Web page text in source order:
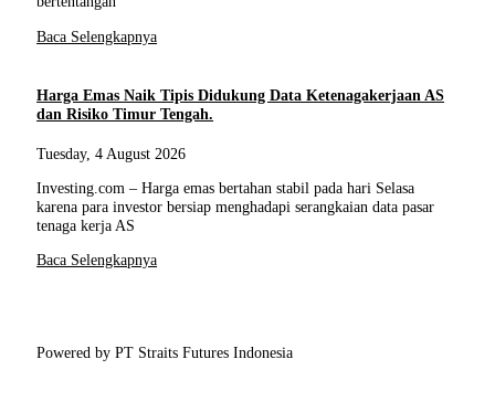
Baca Selengkapnya
Harga Emas Naik Tipis Didukung Data Ketenagakerjaan AS
dan Risiko Timur Tengah.
Tuesday, 4 August 2026
Investing.com – Harga emas bertahan stabil pada hari Selasa
karena para investor bersiap menghadapi serangkaian data pasar
tenaga kerja AS
Baca Selengkapnya
Powered by PT Straits Futures Indonesia